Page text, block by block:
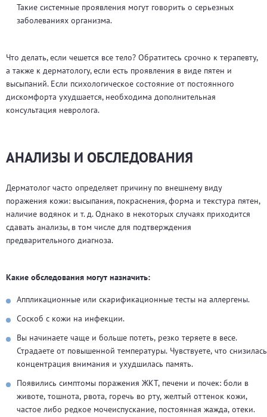
Такие системные проявления могут говорить о серьезных
заболеваниях организма.
Что делать, если чешется все тело? Обратитесь срочно к терапевту,
а также к дерматологу, если есть проявления в виде пятен и
высыпаний. Если психологическое состояние от постоянного
дискомфорта ухудшается, необходима дополнительная
консультация невролога.
АНАЛИЗЫ И ОБСЛЕДОВАНИЯ
Дерматолог часто определяет причину по внешнему виду
поражения кожи: высыпания, покраснения, форма и текстура пятен,
наличие водянок и т. д. Однако в некоторых случаях приходится
сдавать анализы, в том числе для подтверждения
предварительного диагноза.
Какие обследования могут назначить:
Аппликационные или скарификационные тесты на аллергены.
Соскоб с кожи на инфекции.
Вы начинаете чаще и больше потеть, резко теряете в весе.
Страдаете от повышенной температуры. Чувствуете, что снизилась
концентрация внимания и ухудшилась память.
Появились симптомы поражения ЖКТ, печени и почек: боли в
животе, тошнота, рвота, горечь во рту, желтый оттенок кожи,
частое либо редкое мочеиспускание, постоянная жажда, отеки.